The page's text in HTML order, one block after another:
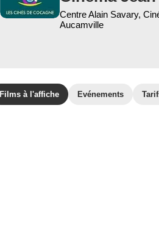
Centre Alain Savary,
Aucamville
Films à l'affiche Evénements